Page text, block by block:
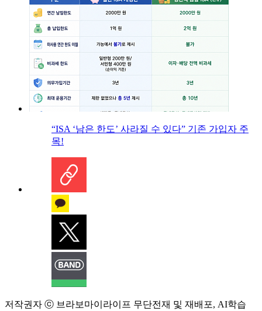
“ISA ‘남은 한도’ 사라질 수 있다” 기존 가입자 주
목!
저작권자 ⓒ 브라보마이라이프 무단전재 및 재배포, AI학습